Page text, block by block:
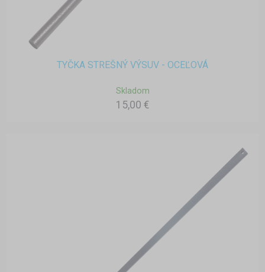
TYČKA STREŠNÝ VÝSUV - OCEĽOVÁ
Skladom
15,00 €